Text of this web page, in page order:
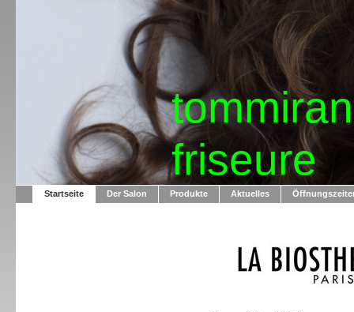
friseure
Startseite Der Salon Produkte Aktuelles